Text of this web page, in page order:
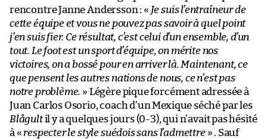
rencontre Janne Andersson : « Je suis l’entraîneur de
cette équipe et vous ne pouvez pas savoir à quel point
j’en suis fier. Ce résultat, c’est celui d’un ensemble, d’un
tout. Le foot est un sport d’équipe, on mérite nos
victoires, on a bossé pour en arriver là. Maintenant, ce
que pensent les autres nations de nous, ce n’est pas
notre problème. » Légère pique forcément adressée à
Juan Carlos Osorio, coach d’un Mexique séché par les
Blågultil y a quelques jours (0-3), qui n’avait pas hésité
à « respecter le style suédois sans l’admettre» . Sauf